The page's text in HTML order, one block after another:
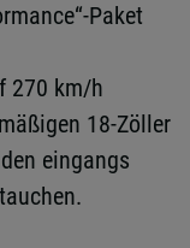
Paket
270 km/h
18-Zöller
eingangs